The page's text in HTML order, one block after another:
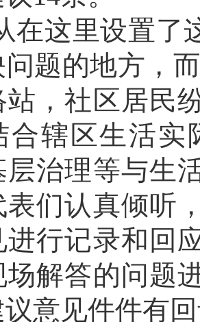
在这里设置了
题的地方，
站，社区居民
合辖区生活
层治理等与生
表们认真倾听
进行记录和回
场解答的问题
意见件件有